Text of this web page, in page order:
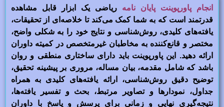
انجام پاورپوینت پایان نامه ریاضی یک ابزار قابل مشاهده
قدرتمند است که به شما کمک می‌کند تا خلاصه‌ای از تحقیقات،
یافته‌های کلیدی، روش‌شناسی و نتایج خود را به شکلی واضح،
مختصر و قانع‌کننده به مخاطبان غیرمتخصص در کمیته داوران
ارائه دهید. این پاورپوینت باید دارای ساختاری منطقی و روان
باشد که شامل مقدمه، بیان مساله، مروری بر پیشینه تحقیق،
توضیح دقیق روش‌شناسی، ارائه یافته‌های کلیدی به همراه
جداول، نمودارها و تصاویر مرتبط، بحث و تفسیر یافته‌ها،
نتیجه‌گیری نهایی و زمانی برای پرسش و پاسخ با داوران